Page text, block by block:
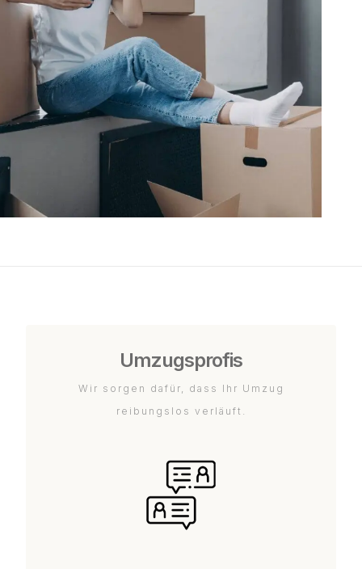
Umzugsprofis
Wir sorgen dafür, dass Ihr Umzug
reibungslos verläuft.